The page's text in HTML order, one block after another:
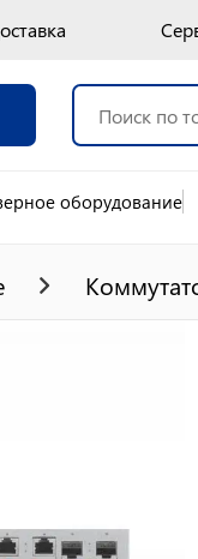
оборудование